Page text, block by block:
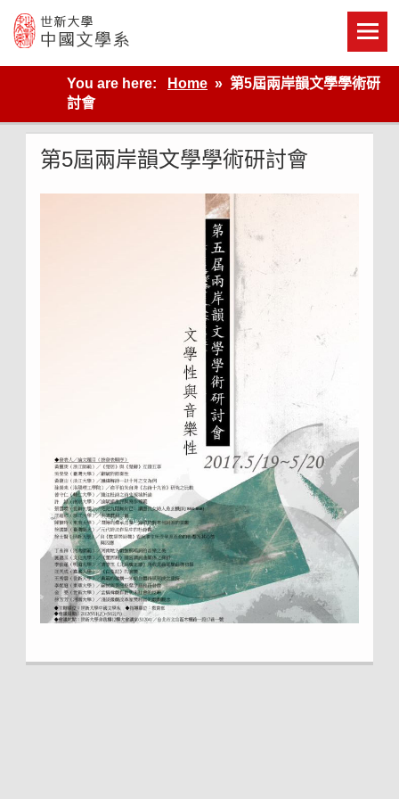
content
世新大學教學單位的網站
You are here:
Home
第5屆兩岸韻文學學術研
討會
第5屆兩岸韻文學學術研討會